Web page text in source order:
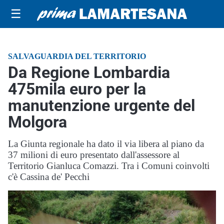
☰
SALVAGUARDIA DEL TERRITORIO
Da Regione Lombardia
475mila euro per la
manutenzione urgente del
Molgora
La Giunta regionale ha dato il via libera al piano da
37 milioni di euro presentato dall'assessore al
Territorio Gianluca Comazzi. Tra i Comuni coinvolti
c'è Cassina de' Pecchi